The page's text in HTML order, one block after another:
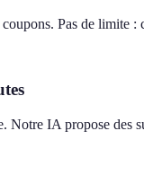
Pas de limite :
IA propose des